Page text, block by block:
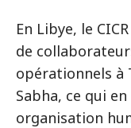
En Libye, le
de
opérationnels à
Sabha, ce qui
organisation